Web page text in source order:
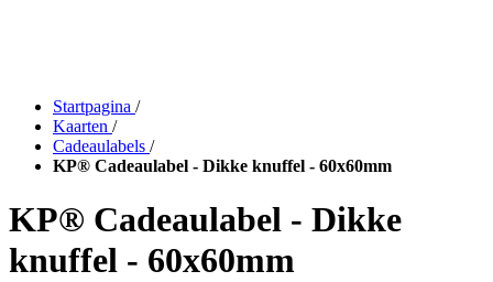
Startpagina /
Kaarten /
Cadeaulabels /
KP® Cadeaulabel - Dikke knuffel - 60x60mm
KP® Cadeaulabel - Dikke
knuffel - 60x60mm